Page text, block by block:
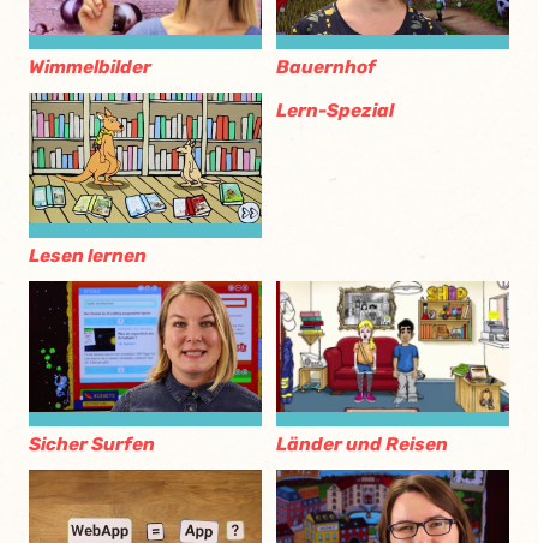
Wimmelbilder Bauernhof
Lesen lernen
Lern-Spezial
Sicher Surfen Länder und Reisen